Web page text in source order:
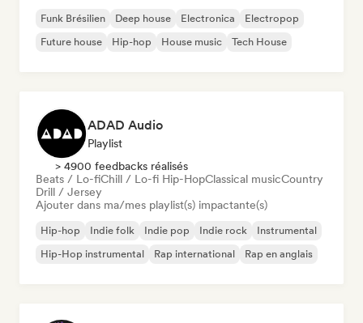
Funk Brésilien Deep house Electronica
Electropop
Future house
Hip-hop House music Tech House
ADAD Audio
Playlist
> 4900 feedbacks réalisés
Beats / Lo-fiChill / Lo-fi Hip-HopClassical musicCountry
Drill / Jersey
Ajouter dans ma/mes playlist(s) impactante(s)
Hip-hop Indie folk Indie pop Indie rock
Instrumental
Hip-Hop instrumental
Rap international Rap en anglais